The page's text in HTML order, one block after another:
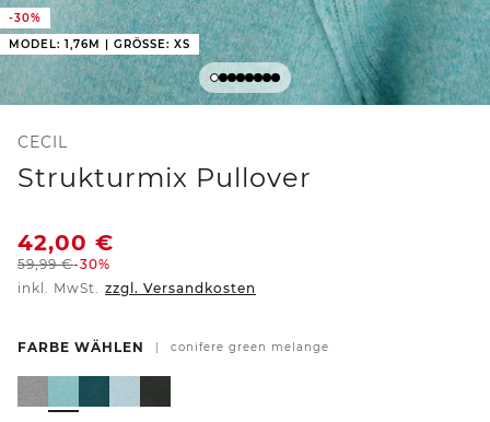
-30%
MODEL: 1,76M | GRÖSSE: XS
CECIL
Strukturmix Pullover
42,00 €
59,99€-30%
inkl. MwSt. zzgl. Versandkosten
FARBE WÄHLEN conifere green melange